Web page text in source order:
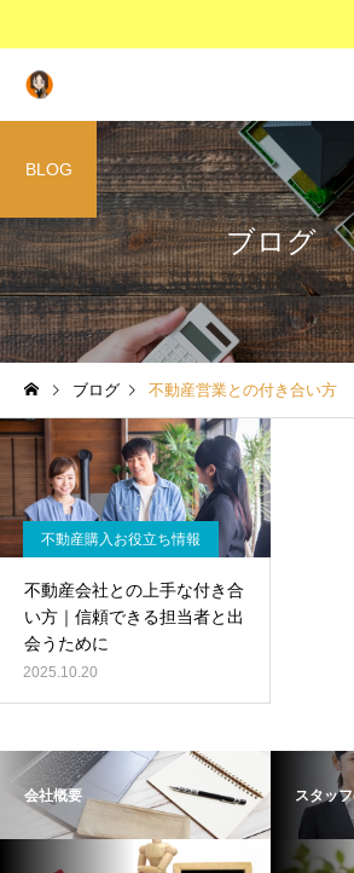
ブログ
BLOG
ブログ 不動産営業との付き合い方
不動産購入お役立ち情報
不動産会社との上手な付き合
い方｜信頼できる担当者と出
会うために
2025.10.20
会社概要 スタッ